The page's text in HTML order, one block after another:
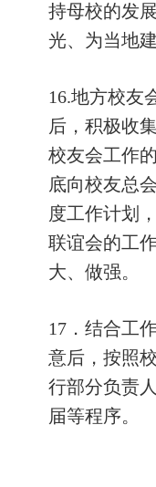
持母校的发
光、为当地
16.地方校友
后，积极收
校友会工作
底向校友总
度工作计划
联谊会的工
大、做强。
17 ．结合工
意后，按照
行部分负责
届等程序。